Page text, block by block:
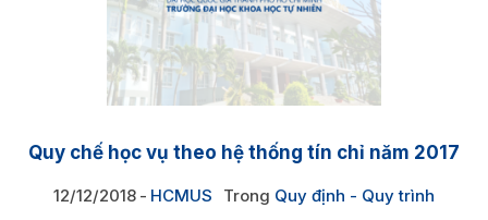
Quy chế học vụ theo hệ thống tín chỉ năm 2017
12/12/2018 HCMUS Trong Quy định - Quy trình